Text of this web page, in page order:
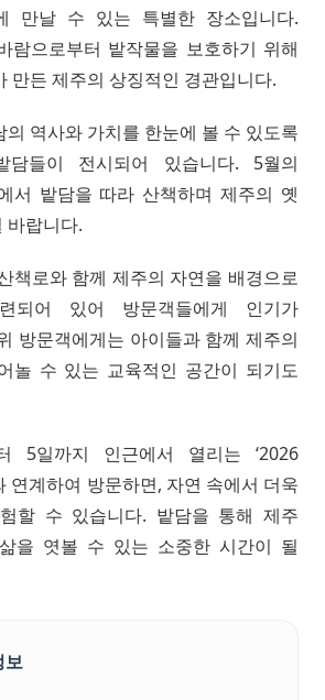
만날 수 있는 특별한 장소입니다.
람으로부터 밭작물을 보호하기 위해
만든 제주의 상징적인 경관입니다.
의 역사와 가치를 한눈에 볼 수 있도록
담들이 전시되어 있습니다. 5월의
서 밭담을 따라 산책하며 제주의 옛
바랍니다.
책로와 함께 제주의 자연을 배경으로
되어 있어 방문객들에게 인기가
방문객에게는 아이들과 함께 제주의
놀 수 있는 교육적인 공간이 되기도
5일까지 인근에서 열리는 ‘2026
연계하여 방문하면, 자연 속에서 더욱
할 수 있습니다. 밭담을 통해 제주
을 엿볼 수 있는 소중한 시간이 될
보